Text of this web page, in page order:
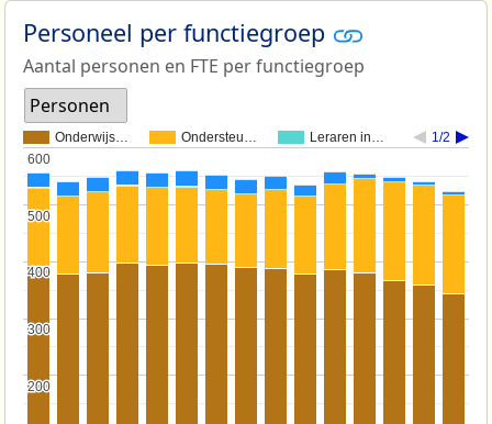
Personeel per functiegroep
Aantal personen en FTE per functiegroep
Personen
Onderwijs… Ondersteu… Leraren in… 1/2
200
200
300
300
400
400
500
500
600
600